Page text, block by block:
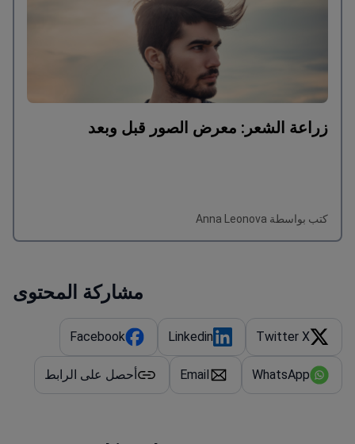
زراعة الشعر: معرض الصور قبل وبعد
كتب بواسطة Anna Leonova
مشاركة المحتوى
Twitter X
Linkedin
Facebook
WhatsApp
Email أحصل على الرابط